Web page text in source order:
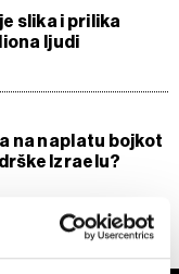
slika i prilika
ljudi
na naplatu bojkot
Izraelu?